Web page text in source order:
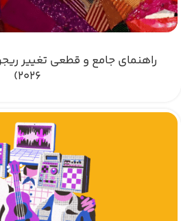
راهنمای جامع و قطعی تغییر
۲۰۲۶)